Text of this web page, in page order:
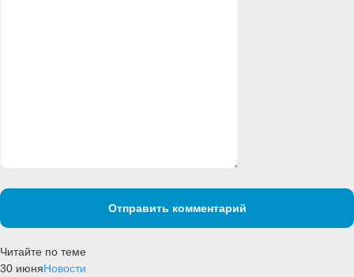
Отправить комментарий
Читайте по теме
30 июняНовости